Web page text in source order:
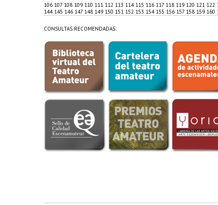
106 107 108 109 110 111 112 113 114 115 116 117 118 119 120 121 122
144 145 146 147 148 149 150 151 152 153 154 155 156 157 158 159 160
CONSULTAS RECOMENDADAS: